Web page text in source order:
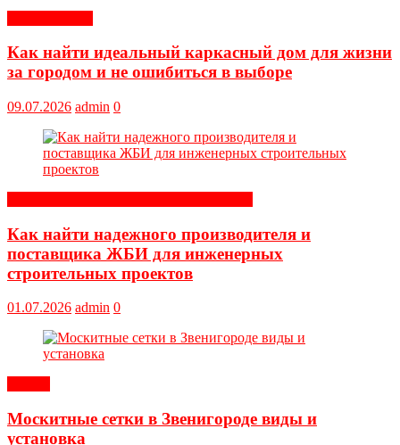
Как найти идеальный каркасный дом для жизни
за городом и не ошибиться в выборе
09.07.2026 admin 0
Как найти надежного производителя и
поставщика ЖБИ для инженерных
строительных проектов
01.07.2026 admin 0
Москитные сетки в Звенигороде виды и
установка